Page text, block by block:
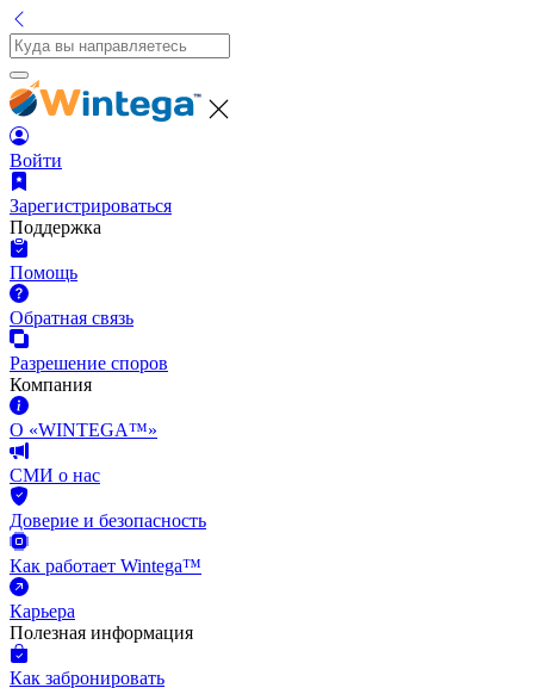
Войти
Зарегистрироваться
Поддержка
Помощь
Обратная связь
Разрешение споров
Компания
О «WINTEGA™»
СМИ о нас
Доверие и безопасность
Как работает Wintega™
Карьера
Полезная информация
Как забронировать